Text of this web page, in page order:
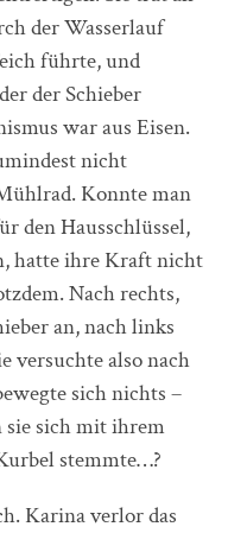
der Wasserlauf
führte, und
der Schieber
war aus Eisen.
nicht
Konnte man
den Hausschlüssel,
hatte ihre Kraft nicht
Nach rechts,
an, nach links
versuchte also nach
sich nichts –
sie sich mit ihrem
stemmte…?
Karina verlor das